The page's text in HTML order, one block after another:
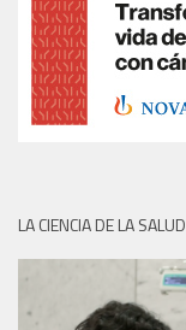
LA CIENCIA DE LA SALUD